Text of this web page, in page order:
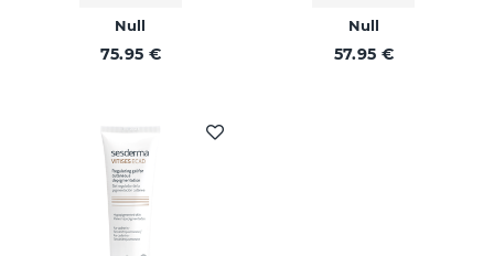
Null
75.95 €
Null
57.95 €